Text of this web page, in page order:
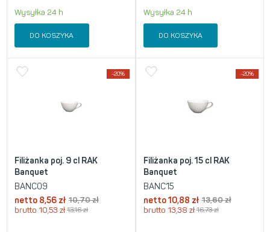
Wysyłka 24 h
DO KOSZYKA
Wysyłka 24 h
DO KOSZYKA
-20%
Filiżanka poj. 9 cl RAK
Banquet
BANC09
netto 8,56 zł 10,70zł
brutto 10,53 zł 13,16zł
-20%
Filiżanka poj. 15 cl RAK
Banquet
BANC15
netto 10,88 zł 13,60zł
brutto 13,38 zł 16,73zł